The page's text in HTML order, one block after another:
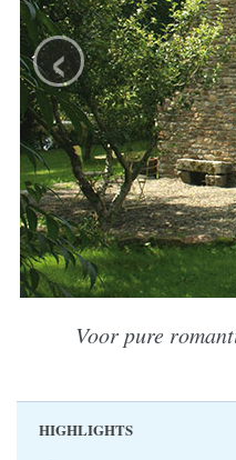
‹
Voor pure
HIGHLIGHTS